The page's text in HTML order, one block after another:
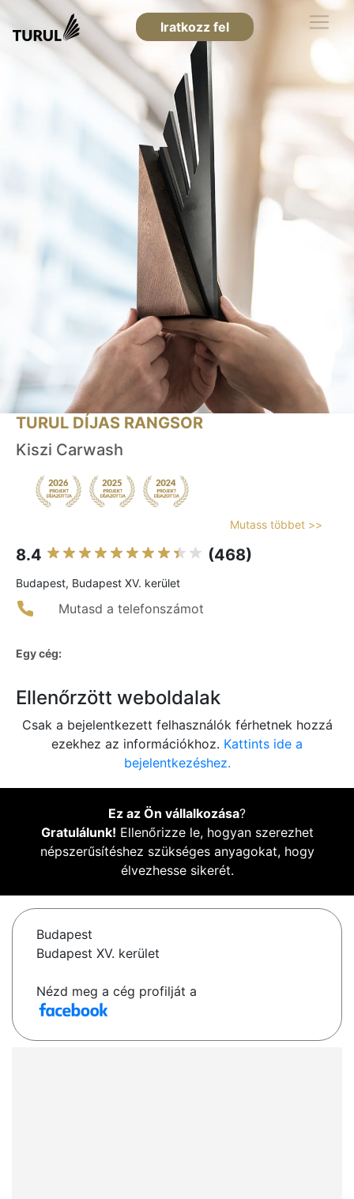
Iratkozz fel
TURUL DÍJAS RANGSOR
Kiszi Carwash
Mutass többet >>
8.4 (468)
Budapest, Budapest XV. kerület
Mutasd a telefonszámot
Egy cég:
Ellenőrzött weboldalak
Csak a bejelentkezett felhasználók férhetnek hozzá
ezekhez az információkhoz. Kattints ide a
bejelentkezéshez.
Ez az Ön vállalkozása?
Gratulálunk! Ellenőrizze le, hogyan szerezhet
népszerűsítéshez szükséges anyagokat, hogy
élvezhesse sikerét.
Budapest
Budapest XV. kerület
Nézd meg a cég profilját a